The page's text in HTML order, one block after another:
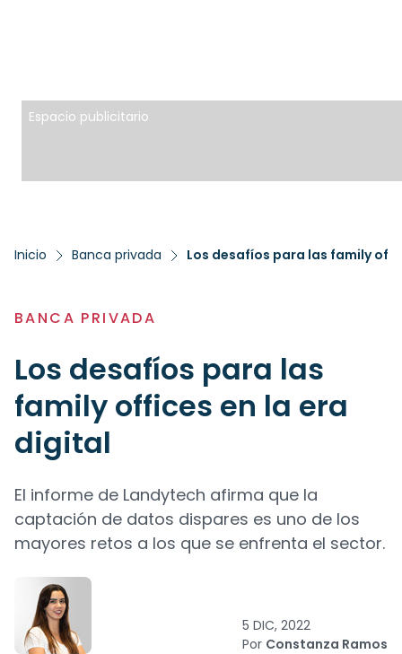
Espacio publicitario
Inicio Banca privada Los desafíos para las family
BANCA PRIVADA
Los desafíos para las
family offices en la era
digital
El informe de Landytech afirma que la
captación de datos dispares es uno de los
mayores retos a los que se enfrenta el sector.
5 DIC, 2022
Por Constanza Ramos